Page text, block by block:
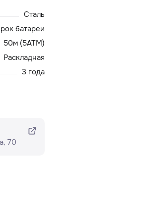
Сталь
батареи
50м (5ATM)
Раскладная
3 года
70